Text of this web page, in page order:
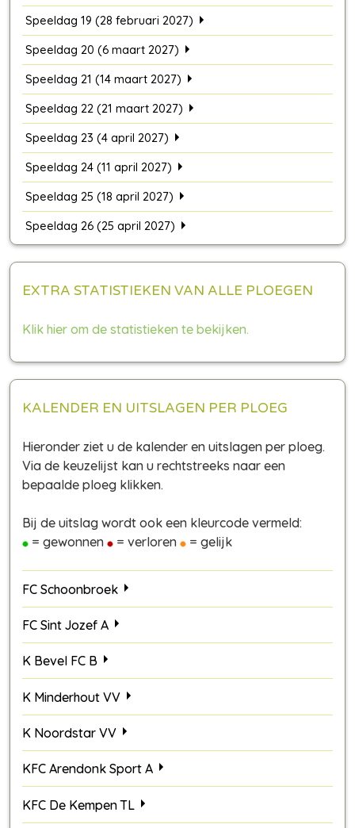
Speeldag 19 (28 februari 2027)
Speeldag 20 (6 maart 2027)
Speeldag 21 (14 maart 2027)
Speeldag 22 (21 maart 2027)
Speeldag 23 (4 april 2027)
Speeldag 24 (11 april 2027)
Speeldag 25 (18 april 2027)
Speeldag 26 (25 april 2027)
EXTRA STATISTIEKEN VAN ALLE PLOEGEN
Klik hier om de statistieken te bekijken.
KALENDER EN UITSLAGEN PER PLOEG
Hieronder ziet u de kalender en uitslagen per ploeg.
Via de keuzelijst kan u rechtstreeks naar een
bepaalde ploeg klikken.
Bij de uitslag wordt ook een kleurcode vermeld:
= gewonnen
= verloren = gelijk
FC Schoonbroek
FC Sint Jozef A
K Bevel FC B
K Minderhout VV
K Noordstar VV
KFC Arendonk Sport A
KFC De Kempen TL